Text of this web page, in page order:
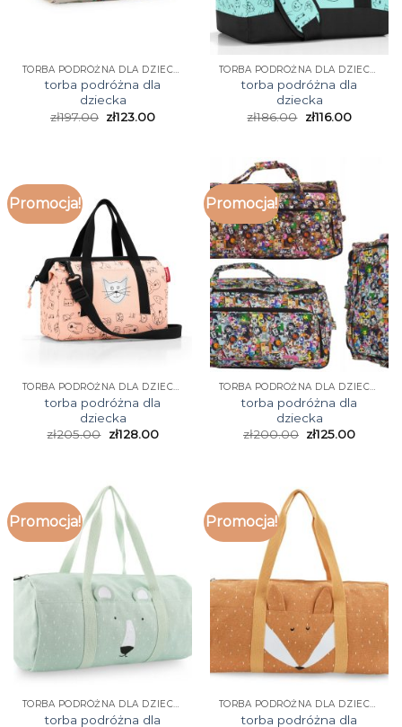
TORBA PODRÓŻNA DLA DZIECKA
torba podróżna dla
dziecka
zł197.00 zł123.00
TORBA PODRÓŻNA DLA DZIECKA
torba podróżna dla
dziecka
zł186.00 zł116.00
Promocja!
TORBA PODRÓŻNA DLA DZIECKA
torba podróżna dla
dziecka
zł205.00 zł128.00
Promocja!
TORBA PODRÓŻNA DLA DZIECKA
torba podróżna dla
dziecka
zł200.00 zł125.00
Promocja!
TORBA PODRÓŻNA DLA DZIECKA
torba podróżna dla
Promocja!
TORBA PODRÓŻNA DLA DZIECKA
torba podróżna dla